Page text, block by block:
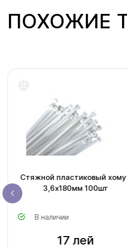
ПОХОЖИЕ
Стяжной пластиковый
3,6х180мм 100шт
В наличии
17 лей